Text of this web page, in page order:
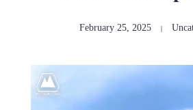
February 25, 2025